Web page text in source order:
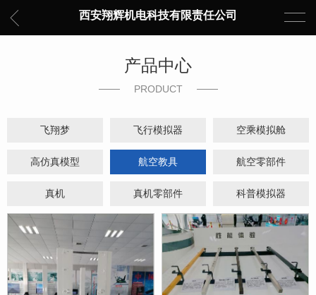
西安翔辉机电科技有限责任公司
产品中心
PRODUCT
飞翔梦 飞行模拟器 空乘模拟舱
高仿真模型 航空教具 航空零部件
真机 真机零部件 科普模拟器